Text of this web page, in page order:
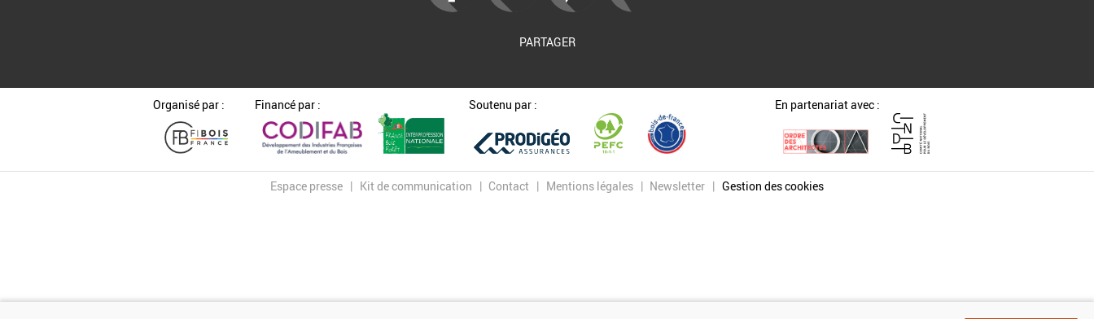
PARTAGER
Organisé par : Financé par : Soutenu par : En partenariat avec :
Espace presse Kit de communication Contact Mentions légales Newsletter Gestion des cookies